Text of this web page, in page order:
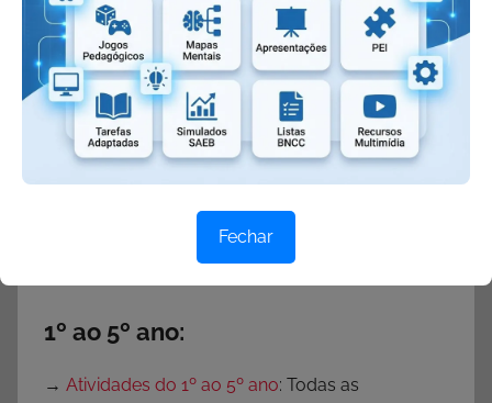
Encontre rápido:
BNCC:
1º ao 5º ano:
→ Atividades do 1º ao 5º ano: Todas as
Fechar